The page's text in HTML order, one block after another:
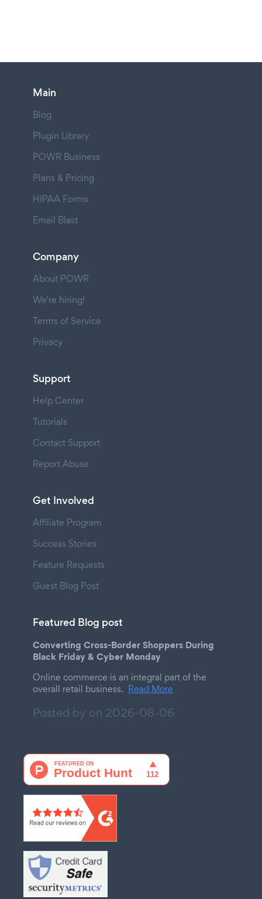
Main
Blog
Plugin Library
POWR Business
Plans & Pricing
HIPAA Forms
Email Blast
Company
About POWR
We're hiring!
Terms of Service
Privacy
Support
Help Center
Tutorials
Contact Support
Report Abuse
Get Involved
Affiliate Program
Success Stories
Feature Requests
Guest Blog Post
Featured Blog post
Converting Cross-Border Shoppers During
Black Friday & Cyber Monday
Online commerce is an integral part of the
overall retail business. Read More
Posted by on 2026-08-06